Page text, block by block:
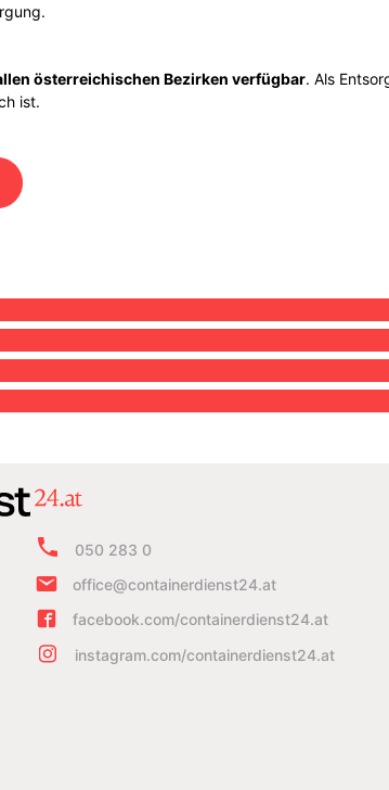
österreichischen Bezirken verfügbar. Als
ist.
050 283 0
office@containerdienst24.at
facebook.com/containerdienst24.at
instagram.com/containerdienst24.at